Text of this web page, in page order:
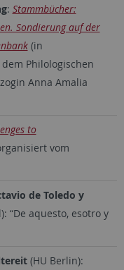
: Stammbücher:
Sondierung auf der
(in
Philologischen
Anna Amalia
to
vom
de Toledo y
“De aquesto, esotro y
(HU Berlin):